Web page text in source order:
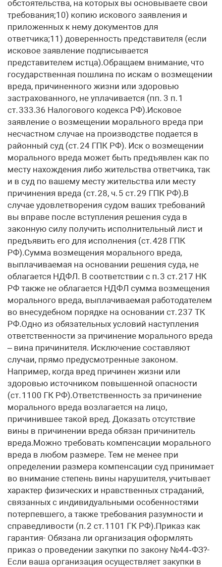
обстоятельства, на которых вы основываете свои
требования;10) копию искового заявления и
приложенных к нему документов для
ответчика;11) доверенность представителя (если
исковое заявление подписывается
представителем истца).Обращаем внимание, что
государственная пошлина по искам о возмещении
вреда, причиненного жизни или здоровью
застрахованного, не уплачивается (пп. 3 п. 1
ст. 333.36 Налогового кодекса РФ).Исковое
заявление о возмещении морального вреда при
несчастном случае на производстве подается в
районный суд (ст. 24 ГПК РФ). Иск о возмещении
морального вреда может быть предъявлен как по
месту нахождения либо жительства ответчика, так
и в суд по вашему месту жительства или месту
причинения вреда (ст. 28, ч. 5 ст. 29 ГПК РФ).В
случае удовлетворения судом ваших требований
вы вправе после вступления решения суда в
законную силу получить исполнительный лист и
предъявить его для исполнения (ст. 428 ГПК
РФ).Сумма возмещения морального вреда,
выплачиваемая на основании решения суда, не
облагается НДФЛ. В соответствии с п. 3 ст. 217 НК
РФ также не облагается НДФЛ сумма возмещения
морального вреда, выплачиваемая работодателем
во внесудебном порядке на основании ст. 237 ТК
РФ.Одно из обязательных условий наступления
ответственности за причинение морального вреда
– вина причинителя. Исключение составляют
случаи, прямо предусмотренные законом.
Например, когда вред причинен жизни или
здоровью источником повышенной опасности
(ст. 1100 ГК РФ).Ответственность за причинение
морального вреда возлагается на лицо,
причинившее такой вред. Доказать отсутствие
вины в причинении вреда обязан причинитель
вреда.Можно требовать компенсации морального
вреда в любом размере. Тем не менее при
определении размера компенсации суд принимает
во внимание степень вины нарушителя, учитывает
характер физических и нравственных страданий,
связанных с индивидуальными особенностями
потерпевшего, а также требования разумности и
справедливости (п. 2 ст. 1101 ГК РФ).Приказ как
гарантия- Обязана ли организация оформлять
приказ о проведении закупки по закону №44‑ФЗ?-
Если ваша организация осуществляет закупки в